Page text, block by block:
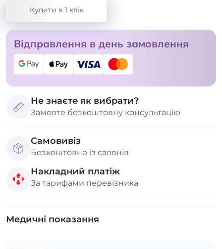
Купити в 1 клік
Відправлення в день замовлення
Не знаєте як вибрати?
Замовте безкоштовну консультацію
Самовивіз
Безкоштовно із салонів
Накладний платіж
За тарифами перевізника
Медичні показання